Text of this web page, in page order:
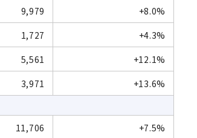
9,979
+8.0%
1,727
+4.3%
5,561
+12.1%
3,971
+13.6%
11,706
+7.5%